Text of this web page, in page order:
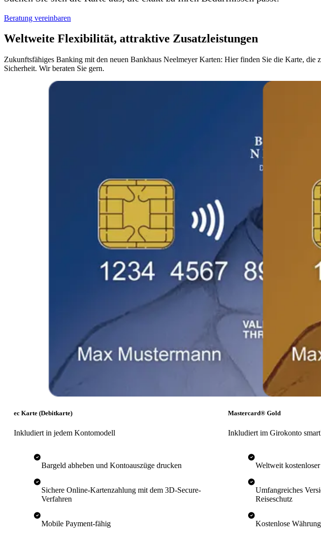
Beratung vereinbaren
Weltweite Flexibilität, attraktive Zusatzleistungen
Zukunftsfähiges Banking mit den neuen Bankhaus Neelmeyer Karten: Hier finden Sie die Karte,
Sicherheit. Wir beraten Sie gern.
ec Karte (Debitkarte)
Inkludiert in jedem Kontomodell
Bargeld abheben und Kontoauszüge drucken
Sichere Online-Kartenzahlung mit dem 3D-Secure-
Verfahren
Mobile Payment-fähig
Mastercard® Gold
Inkludiert im Girokonto
Weltweit
Umfangreiches
Reiseschutz
Kostenlose